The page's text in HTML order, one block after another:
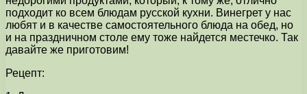
подходит ко всем блюдам русской кухни. Винегрет у нас
любят и в качестве самостоятельного блюда на обед, но
и на праздничном столе ему тоже найдется местечко. Так
давайте же приготовим!
Рецепт: